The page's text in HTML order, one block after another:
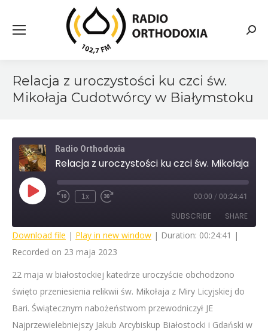
Relacja z uroczystości ku czci św.
Mikołaja Cudotwórcy w Białymstoku
Radio Orthodoxia
Play
EpisodeRewind
1x
Fast
seconds
00:00 / 00:24:41
SUBSCRIBE SHARE
SHARE
LINK
EMBED
Download file | Play in new window | Duration: 00:24:41 |
Recorded on 23 maja 2023
22 maja w białostockiej katedrze uroczyście obchodzono
święto przeniesienia relikwii św. Mikołaja z Miry Licyjskiej do
Bari. Świątecznym nabożeństwom przewodniczył JE
Najprzewielebniejszy Jakub Arcybiskup Białostocki i Gdański w